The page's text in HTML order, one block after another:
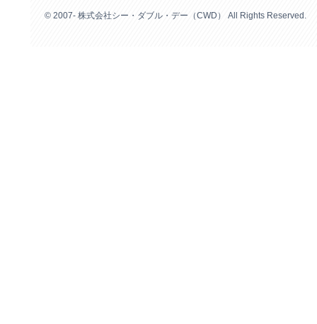
© 2007- 株式会社シー・ダブル・デー（CWD） All Rights Reserved.